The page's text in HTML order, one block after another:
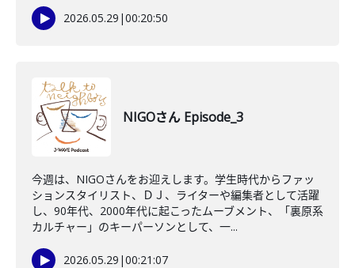
2026.05.29 |00:20:50
NIGOさん Episode_3
今週は、NIGOさんをお迎えします。学生時代からファッ
ションスタイリスト、ＤＪ、ライターや編集者として活躍
し、90年代、2000年代に起こったムーブメント、「裏原系
カルチャー」のキーパーソンとして、一...
2026.05.29 |00:21:07